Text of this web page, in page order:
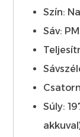
Szín:
Sáv:
Súly: